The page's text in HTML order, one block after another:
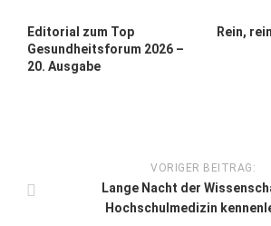
Forum Gesundheit
Allgemein
Hören
Editorial zum Top
Gesundheitsforum 2026 –
20. Ausgabe
Rein,
VORIGER BEITRAG:
Lange Nacht der
Hochschulmedizin